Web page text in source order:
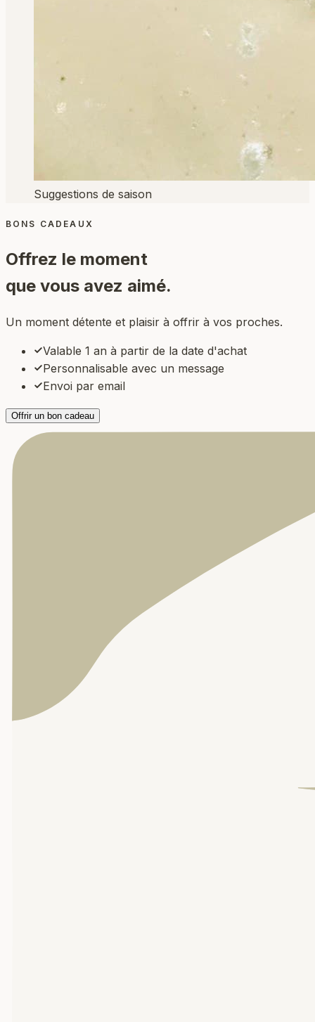
Suggestions de saison
BONS CADEAUX
Offrez le moment
que vous avez aimé.
Un moment détente et plaisir à offrir à vos proches.
Valable 1 an à partir de la date d'achat
Personnalisable avec un message
Envoi par email
Offrir un bon cadeau